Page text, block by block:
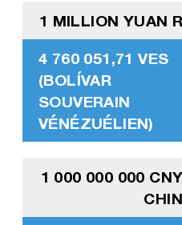
1 MILLION YUAN
4 760 051,71 VES
(BOLÍVAR
SOUVERAIN
VÉNÉZUÉLIEN)
1 000 000 000